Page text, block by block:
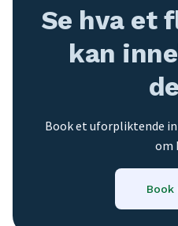
Se hva et
kan
Book et uforpliktende
om